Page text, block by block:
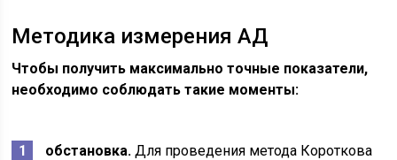
Методика измерения АД
Чтобы получить максимально точные показатели,
необходимо соблюдать такие моменты:
обстановка. Для проведения метода Короткова